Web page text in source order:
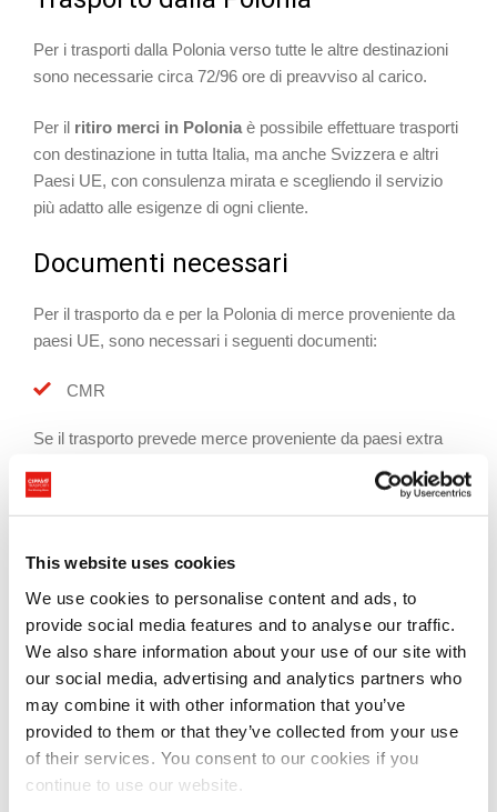
This website uses cookies
We use cookies to personalise content and ads, to
provide social media features and to analyse our traffic.
We also share information about your use of our site with
our social media, advertising and analytics partners who
may combine it with other information that you’ve
provided to them or that they’ve collected from your use
of their services. You consent to our cookies if you
continue to use our website.
Per i trasporti dalla Polonia verso tutte le altre destinazioni
sono necessarie circa 72/96 ore di preavviso al carico.
Per il ritiro merci in Polonia è possibile effettuare trasporti
con destinazione in tutta Italia, ma anche Svizzera e altri
Paesi UE, con consulenza mirata e scegliendo il servizio
più adatto alle esigenze di ogni cliente.
Documenti necessari
Per il trasporto da e per la Polonia di merce proveniente da
paesi UE, sono necessari i seguenti documenti:
CMR
Se il trasporto prevede merce proveniente da paesi extra
base alle specifiche del trasporto e al paese di provenienza.
Inoltre, la dogana polacca può chiedere che la fattura sia
inglese.
Consegna a destino
Prevista
Servizi disponibili per il trasporto
merci in Polonia